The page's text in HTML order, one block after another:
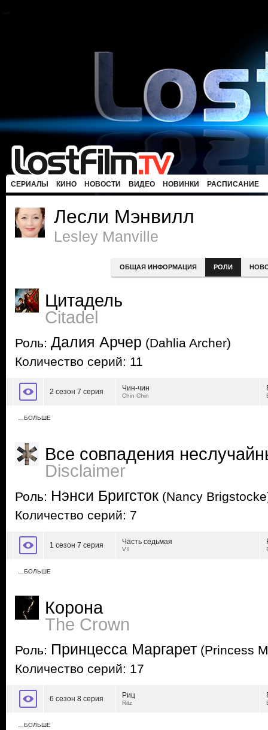
СЕРИАЛЫ КИНО НОВОСТИ ВИДЕО НОВИНКИ РАСПИСАНИЕ
Лесли Мэнвилл
Lesley Manville
ОБЩАЯ ИНФОРМАЦИЯ РОЛИ
Цитадель
Citadel
Роль: Далия Арчер (Dahlia Archer)
Количество серий: 11
2 сезон 7 серия Чин-чин
Chin Chin
…БОЛЬШЕ
Все совпадения
Disclaimer
Роль: Нэнси Бригсток (Nancy
Количество серий: 7
1 сезон 7 серия Часть седьмая
VII
…БОЛЬШЕ
Корона
The Crown
Роль: Принцесса Маргарет (Princess
Количество серий: 17
6 сезон 8 серия Риц
Ritz
…БОЛЬШЕ